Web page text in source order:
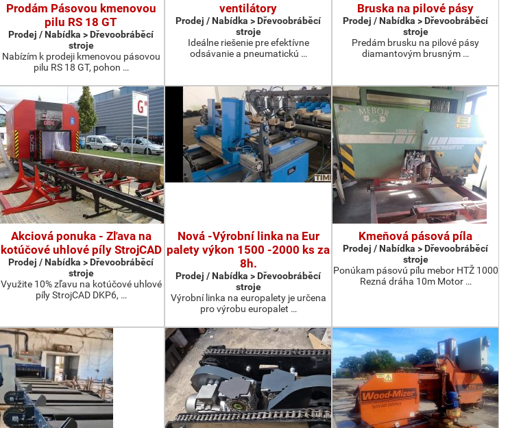
Prodám Pásovou kmenovou
pilu RS 18 GT
Prodej / Nabídka > Dřevoobráběcí
stroje
Nabízím k prodeji kmenovou pásovou
pilu RS 18 GT, pohon …
ventilátory
Prodej / Nabídka > Dřevoobráběcí
stroje
Ideálne riešenie pre efektívne
odsávanie a pneumatickú …
Bruska na pilové pásy
Prodej / Nabídka > Dřevoobráběcí
stroje
Predám brusku na pilové pásy
diamantovým brusným …
Akciová ponuka - Zľava na
kotúčové uhlové píly StrojCAD
Prodej / Nabídka > Dřevoobráběcí
stroje
Využite 10% zľavu na kotúčové uhlové
píly StrojCAD DKP6, …
Nová -Výrobní linka na Eur
palety výkon 1500 -2000 ks za
8h.
Prodej / Nabídka > Dřevoobráběcí
stroje
Výrobní linka na europalety je určena
pro výrobu europalet …
Kmeňová pásová píla
Prodej / Nabídka > Dřevoobráběcí
stroje
Ponúkam pásovú pílu mebor HTŽ 1000
Rezná dráha 10m Motor …